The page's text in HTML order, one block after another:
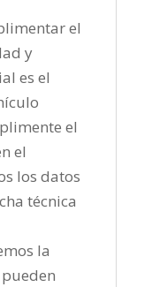
el
y
es el
el
el
los datos
técnica
la